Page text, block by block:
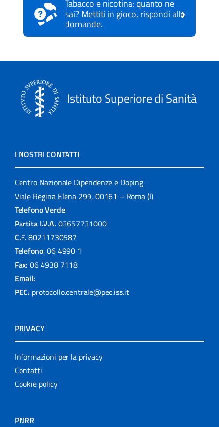
Tabacco e nicotina: quanto ne
sai? Mettiti in gioco, rispondi alle
domande.
›
Istituto Superiore di Sanità
I NOSTRI CONTATTI
Centro Nazionale Dipendenze e Doping
Viale Regina Elena 299, 00161 – Roma (I)
Telefono Verde:
Partita I.V.A. 03657731000
C.F. 80211730587
Telefono: 06 4990 1
Fax: 06 4938 7118
Email:
PEC: protocollo.centrale@pec.iss.it
PRIVACY
Informazioni per la privacy
Contatti
Cookie policy
PNRR